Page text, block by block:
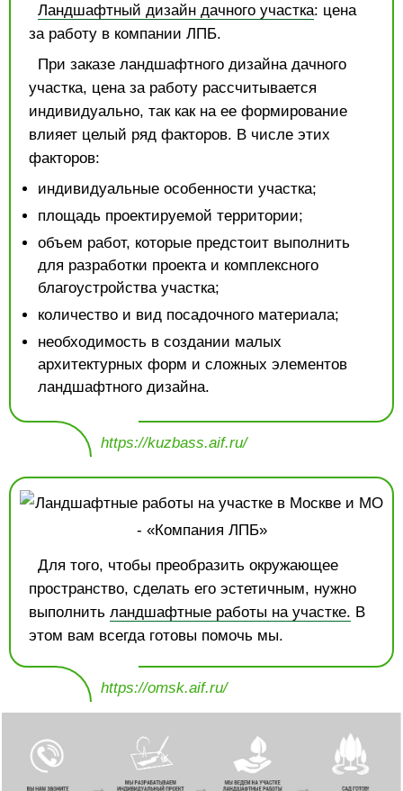
Ландшафтный дизайн дачного участка: цена
за работу в компании ЛПБ.
При заказе ландшафтного дизайна дачного
участка, цена за работу рассчитывается
индивидуально, так как на ее формирование
влияет целый ряд факторов. В числе этих
факторов:
индивидуальные особенности участка;
площадь проектируемой территории;
объем работ, которые предстоит выполнить
для разработки проекта и комплексного
благоустройства участка;
количество и вид посадочного материала;
необходимость в создании малых
архитектурных форм и сложных элементов
ландшафтного дизайна.
https://kuzbass.aif.ru/
Для того, чтобы преобразить окружающее
пространство, сделать его эстетичным, нужно
выполнить ландшафтные работы на участке. В
этом вам всегда готовы помочь мы.
https://omsk.aif.ru/